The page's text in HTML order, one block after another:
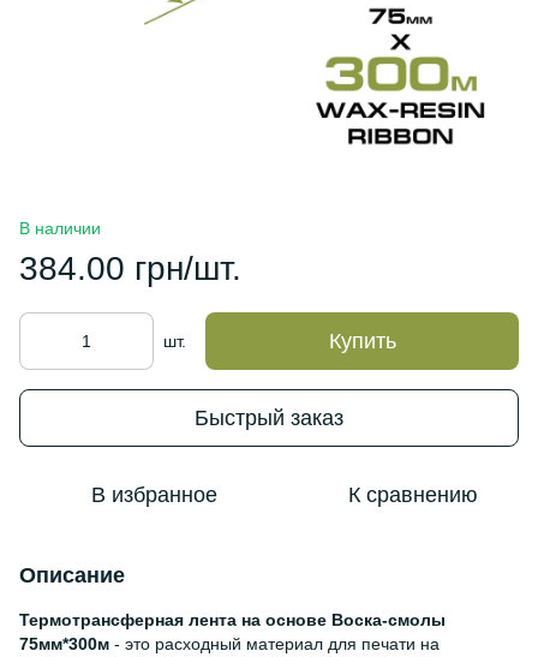
В наличии
384.00 грн/шт.
шт. Купить
Быстрый заказ
В избранное К сравнению
Описание
Термотрансферная лента на основе Воска-смолы
75мм*300м - это расходный материал для печати на